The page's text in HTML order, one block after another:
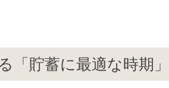
「貯蓄に最適な時期」